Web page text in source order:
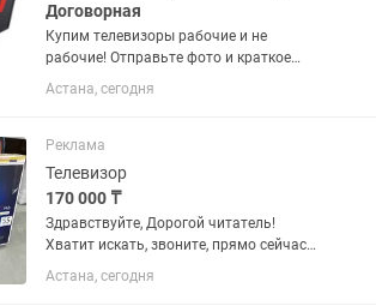
Договорная
Купим телевизоры рабочие и не
рабочие! Отправьте фото и краткое
описание Так же есть ремонт
телевизоров и замена экрана Ремонт
телевизор Процесс проходит
оперативно и...
Астана, сегодня
Реклама
Телевизор
170 000 ₸
Здравствуйте, Дорогой читатель!
Хватит искать, звоните, прямо сейчас
мы сделаем то, что вы хотите
качественно и не дорого) Наши
Астана, сегодня